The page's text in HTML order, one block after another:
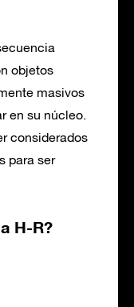
objetos
masivos
en su núcleo.
considerados
para ser
H-R?